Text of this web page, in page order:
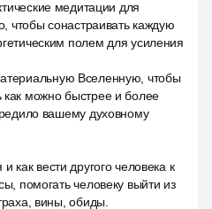
медитации для
чтобы сонастраивать каждую
полем для усиления
Вселенную, чтобы
можно быстрее и более
вашему духовному
вести другого человека к
помогать человеку выйти из
вины, обиды.